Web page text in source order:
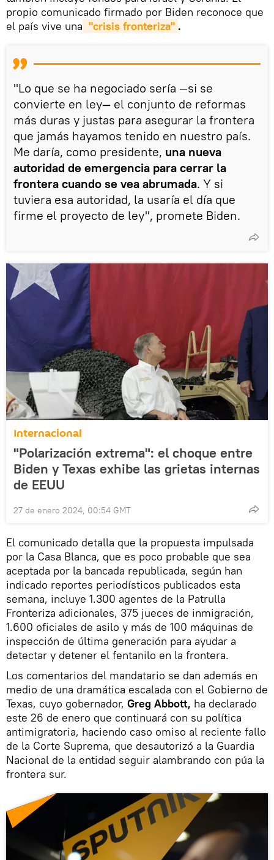
propio comunicado firmado por Biden reconoce que
el país vive una "crisis fronteriza" .
"Lo que se ha negociado sería —si se
convierte en ley— el conjunto de reformas
más duras y justas para asegurar la frontera
que jamás hayamos tenido en nuestro país.
Me daría, como presidente, una nueva
autoridad de emergencia para cerrar la
frontera cuando se vea abrumada. Y si
tuviera esa autoridad, la usaría el día que
firme el proyecto de ley", promete Biden.
Internacional
"Polarización extrema": el choque entre
Biden y Texas exhibe las grietas internas
de EEUU
27 de enero 2024, 00:54 GMT
El comunicado detalla que la propuesta impulsada
por la Casa Blanca, que es poco probable que sea
aceptada por la bancada republicada, según han
indicado reportes periodísticos publicados esta
semana, incluye 1.300 agentes de la Patrulla
Fronteriza adicionales, 375 jueces de inmigración,
1.600 oficiales de asilo y más de 100 máquinas de
inspección de última generación para ayudar a
detectar y detener el fentanilo en la frontera.
Los comentarios del mandatario se dan además en
medio de una dramática escalada con el Gobierno de
Texas, cuyo gobernador, Greg Abbott, ha declarado
este 26 de enero que continuará con su política
antimigratoria, haciendo caso omiso al reciente fallo
de la Corte Suprema, que desautorizó a la Guardia
Nacional de la entidad seguir alambrando con púa la
frontera sur.